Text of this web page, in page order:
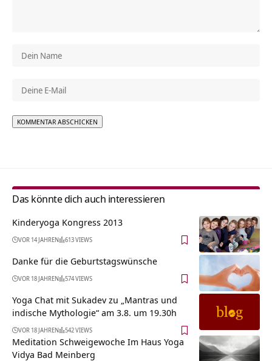
Das könnte dich auch interessieren
Kinderyoga Kongress 2013
VOR 14 JAHREN 613 VIEWS
Danke für die Geburtstagswünsche
VOR 18 JAHREN 574 VIEWS
Yoga Chat mit Sukadev zu „Mantras und
indische Mythologie“ am 3.8. um 19.30h
VOR 18 JAHREN 542 VIEWS
Meditation Schweigewoche Im Haus Yoga
Vidya Bad Meinberg